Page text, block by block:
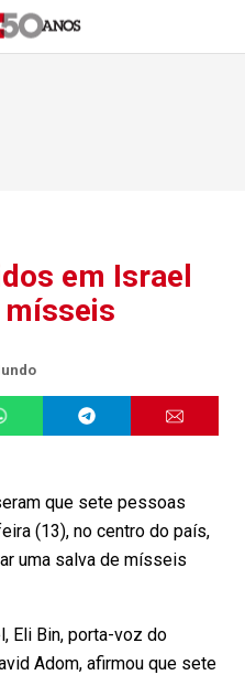
em Israel
mísseis
que sete pessoas
(13), no centro do país,
uma salva de mísseis
Eli Bin, porta-voz do
Adom, afirmou que sete